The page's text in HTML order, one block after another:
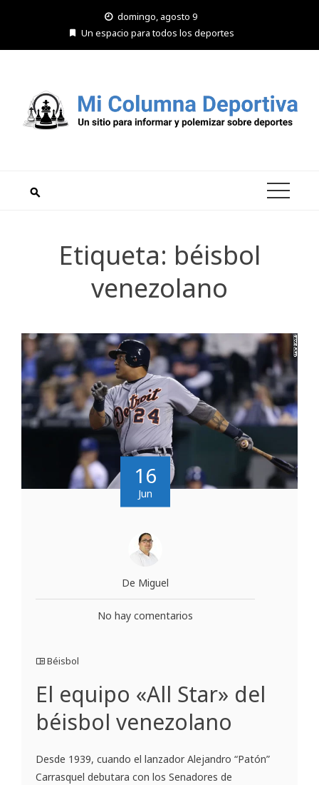
domingo, agosto 9
Un espacio para todos los deportes
Etiqueta: béisbol
venezolano
16
Jun
De Miguel
No hay comentarios
Béisbol
El equipo «All Star» del
béisbol venezolano
Desde 1939, cuando el lanzador Alejandro “Patón”
Carrasquel debutara con los Senadores de